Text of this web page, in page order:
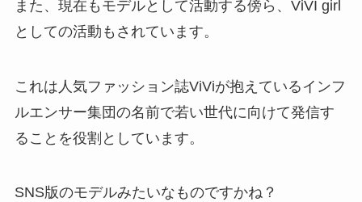
また、現在もモデルとして活動する傍ら、ViVI girl
としての活動もされています。
これは人気ファッション誌ViViが抱えているインフ
ルエンサー集団の名前で若い世代に向けて発信す
ることを役割としています。
SNS版のモデルみたいなものですかね？